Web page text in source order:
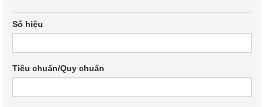
Số hiệu
Tiêu chuẩn/Quy chuẩn